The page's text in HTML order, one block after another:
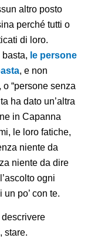
altro posto
perché tutti o
di loro.
le persone
, e non
o “persone senza
ha dato un’altra
in Capanna
le loro fatiche,
niente da
niente da dire
ogni
po’ con te.
stare.